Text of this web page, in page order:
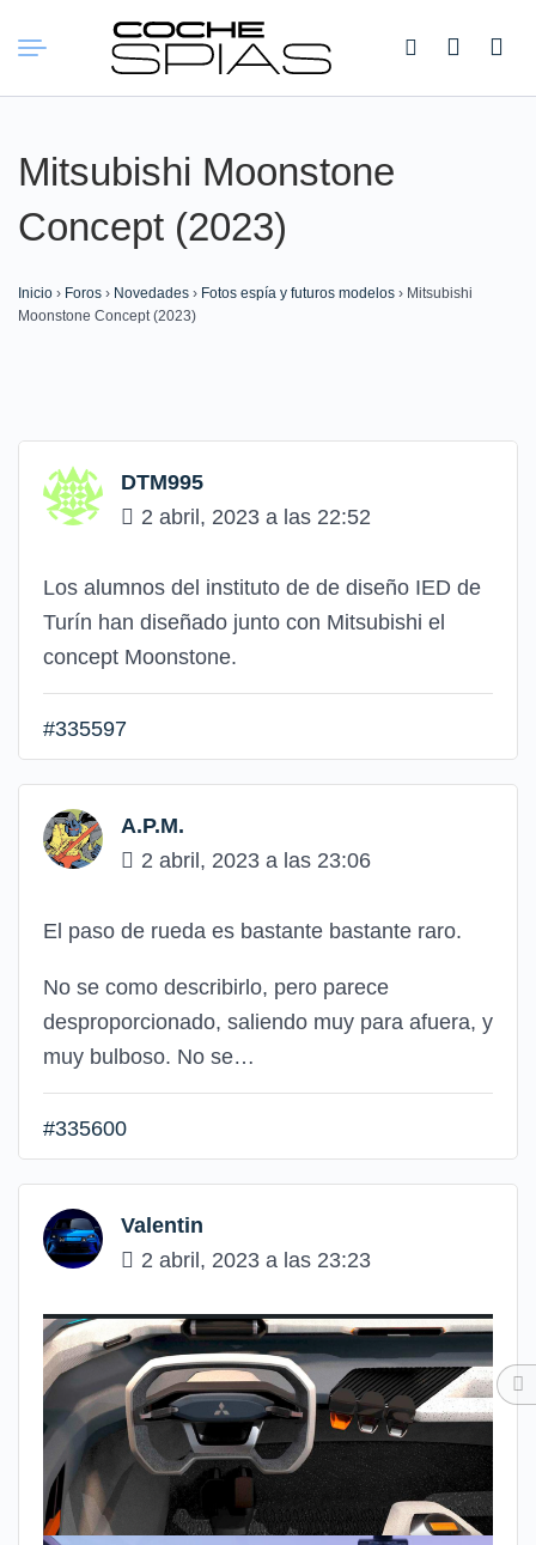
Buscar:
Mitsubishi Moonstone
Concept (2023)
Inicio › Foros › Novedades › Fotos espía y futuros modelos › Mitsubishi
Moonstone Concept (2023)
DTM995
2 abril, 2023 a las 22:52
Los alumnos del instituto de de diseño IED de
Turín han diseñado junto con Mitsubishi el
concept Moonstone.
#335597
A.P.M.
2 abril, 2023 a las 23:06
El paso de rueda es bastante bastante raro.
No se como describirlo, pero parece
desproporcionado, saliendo muy para afuera, y
muy bulboso. No se…
#335600
Valentin
2 abril, 2023 a las 23:23